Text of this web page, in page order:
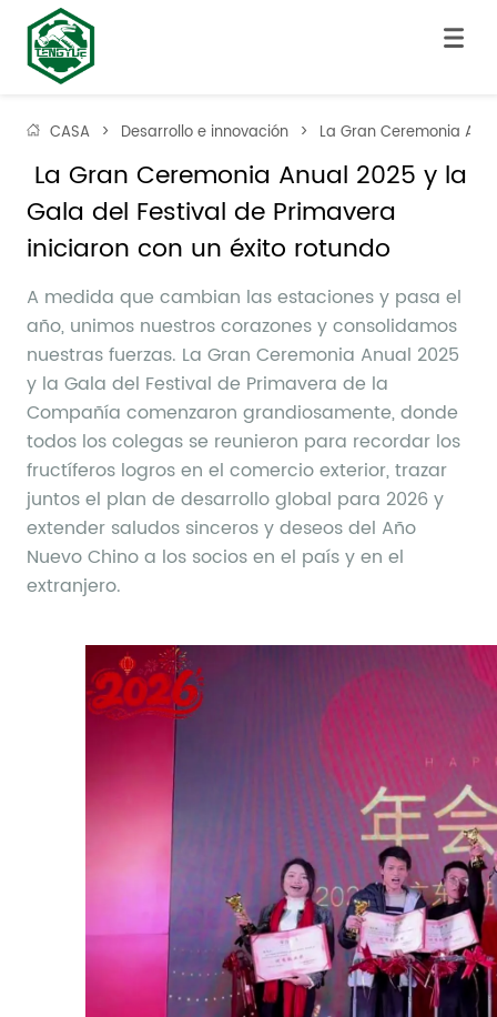
CASA > Desarrollo e innovación > La Gran Ceremonia
Gala del Festival de Primavera
iniciaron con un éxito rotundo